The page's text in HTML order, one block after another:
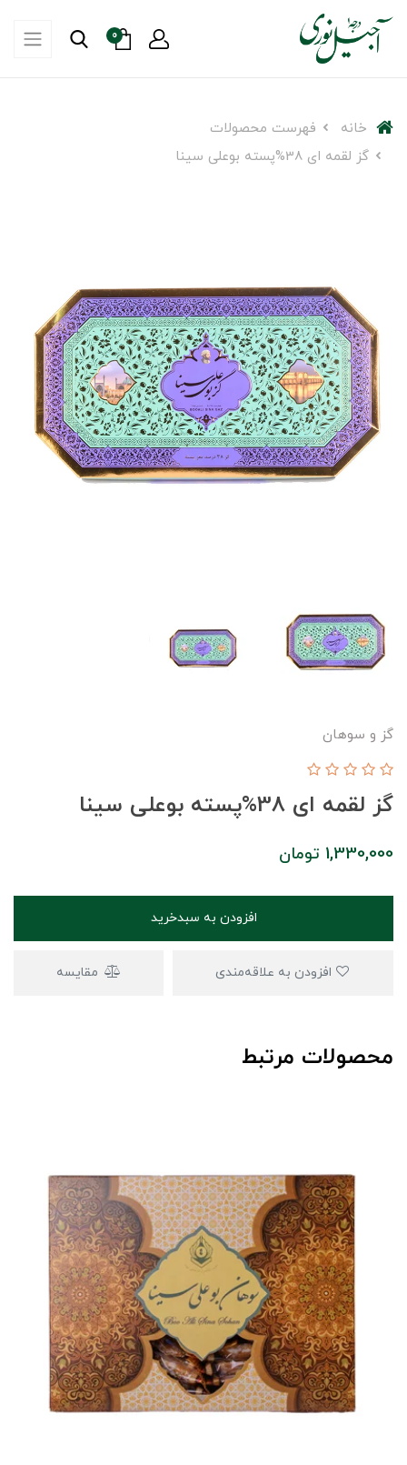
0
خانه
فهرست محصولات
گز لقمه ای 38%پسته بوعلی سینا
گز و سوهان
گز لقمه ای 38%پسته بوعلی سینا
1,330,000 تومان
افزودن به سبدخرید
مقایسه
محصولات مرتبط